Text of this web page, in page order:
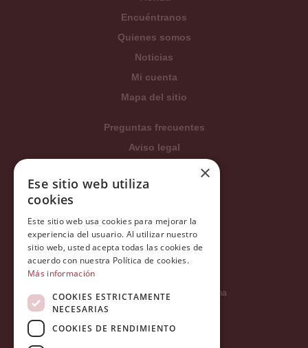
Encuéntranos
Quienes somos
Noticias
Mi cuenta
Mapa del sitio
Preguntas frecuentes
Aviso legal
Condiciones generales
Política de privacidad
Política Integrada
Tratamiento de datos
Carrer del Duc, 12 - 08002 Barcelona
×
Ese sitio web utiliza
cookies
Este sitio web usa cookies para mejorar la
experiencia del usuario. Al utilizar nuestro
sitio web, usted acepta todas las cookies de
acuerdo con nuestra Política de cookies.
Más información
COOKIES ESTRICTAMENTE
NECESARIAS
COOKIES DE RENDIMIENTO